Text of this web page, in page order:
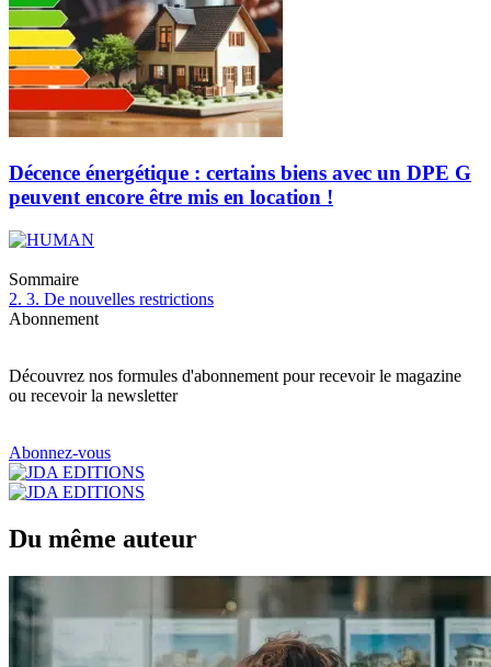
Décence énergétique : certains biens avec un DPE G
peuvent encore être mis en location !
Sommaire
2. 3. De nouvelles restrictions
Abonnement
Découvrez nos formules d'abonnement pour recevoir le magazine
ou recevoir la newsletter
Abonnez-vous
Du même auteur